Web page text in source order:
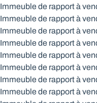
Immeuble de rapport à
Immeuble de rapport à
Immeuble de rapport à
Immeuble de rapport à
Immeuble de rapport à
Immeuble de rapport à
Immeuble de rapport à
Immeuble de rapport à